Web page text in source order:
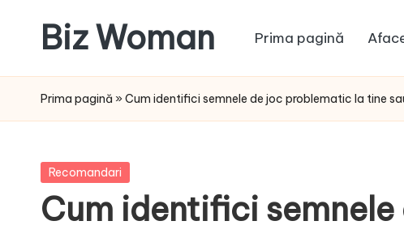
content
Biz Woman
ta,
succesul
Prima pagină
Prima pagină » Cum identifici semnele de joc problematic la tine
Posted
Recomandari
Cum identifici